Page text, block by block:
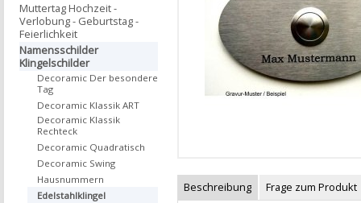
Beschreibung Frage zum Produkt
Muttertag Hochzeit -
Verlobung - Geburtstag -
Feierlichkeit
Namensschilder
Klingelschilder
Decoramic Der besondere
Tag
Decoramic Klassik ART
Decoramic Klassik
Rechteck
Decoramic Quadratisch
Decoramic Swing
Hausnummern
Edelstahlklingel